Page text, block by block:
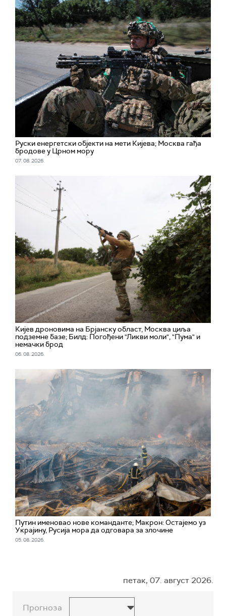
Руски енергетски објекти на мети Кијева; Москва гађа
бродове у Црном мору
07. 08. 2026.
Кијев дроновима на Брјанску област, Москва циља
подземне базе; Билд: Погођени "Ликви моли", "Пума" и
немачки брод
06. 08. 2026.
Путин именовао нове команданте; Макрон: Остајемо уз
Украјину, Русија мора да одговара за злочине
05. 08. 2026.
петак, 07. август 2026.
Прогноза